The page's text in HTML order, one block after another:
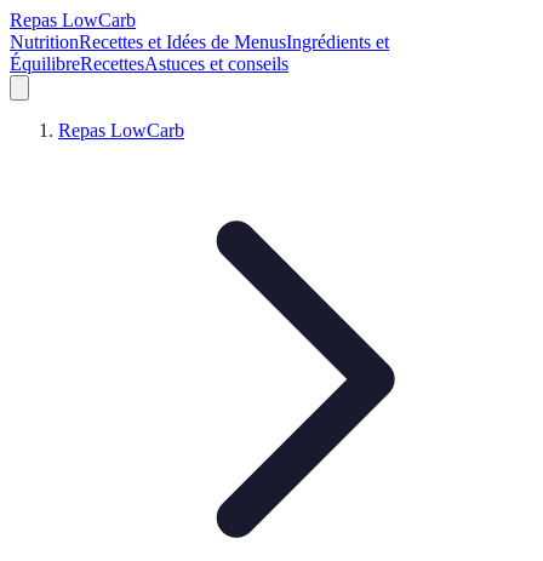
Repas LowCarb
NutritionRecettes et Idées de MenusIngrédients et
ÉquilibreRecettesAstuces et conseils
Repas LowCarb